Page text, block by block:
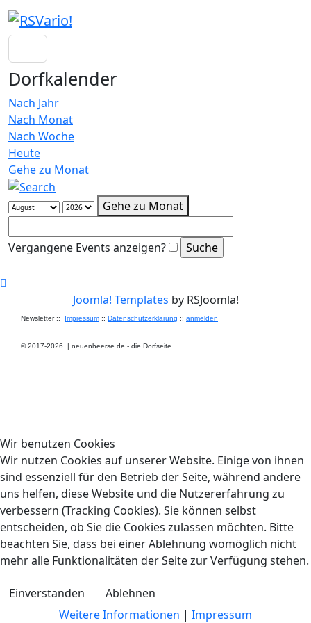
Dorfkalender
Nach Jahr
Nach Monat
Nach Woche
Heute
Gehe zu Monat
Gehe zu Monat
Vergangene Events anzeigen?
Joomla! Templates by RSJoomla!
Newsletter :: Impressum :: Datenschutzerklärung :: anmelden
© 2017-2026 neuenheerse.de - die Dorfseite
Wir benutzen Cookies
Wir nutzen Cookies auf unserer Website. Einige von ihnen
sind essenziell für den Betrieb der Seite, während andere
uns helfen, diese Website und die Nutzererfahrung zu
verbessern (Tracking Cookies). Sie können selbst
entscheiden, ob Sie die Cookies zulassen möchten. Bitte
beachten Sie, dass bei einer Ablehnung womöglich nicht
mehr alle Funktionalitäten der Seite zur Verfügung stehen.
Einverstanden
Ablehnen
Weitere Informationen | Impressum